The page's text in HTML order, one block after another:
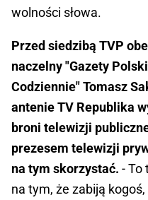
wolności słowa.
Przed siedzibą TVP
naczelny "Gazety
Codziennie" Tomasz
antenie TV Republika
broni telewizji
prezesem telewizji
na tym skorzystać. - To
na tym, że zabiją